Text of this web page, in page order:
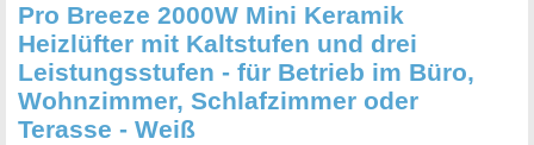
Pro Breeze 2000W Mini Keramik
Heizlüfter mit Kaltstufen und drei
Leistungsstufen - für Betrieb im Büro,
Wohnzimmer, Schlafzimmer oder
Terasse - Weiß